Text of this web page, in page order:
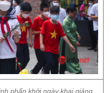
phấn khởi ngày khai giảng.